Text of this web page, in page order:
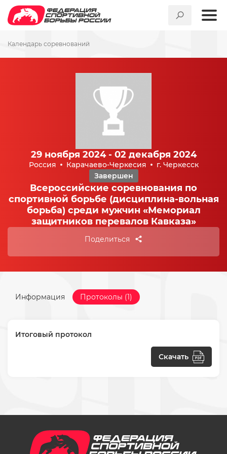
Календарь соревнований
29 ноября 2024 - 02 декабря 2024
Россия Карачаево-Черкесия
г. Черкесск
Завершен
Всероссийские соревнования по
спортивной борьбе (дисциплина-вольная
борьба) среди мужчин «Мемориал
защитников перевалов Кавказа»
Поделиться
Информация Протоколы (1)
Итоговый протокол
Скачать